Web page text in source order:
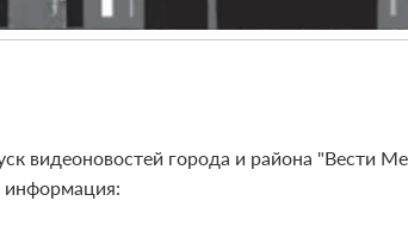
видеоновостей города и района "Вести
информация: